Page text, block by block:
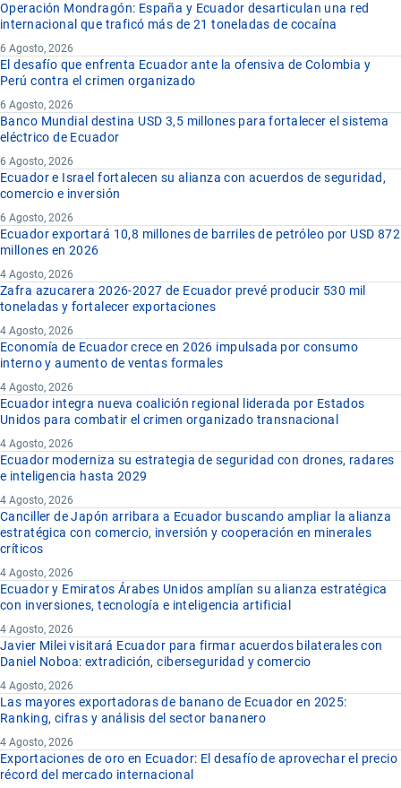
Operación Mondragón: España y Ecuador desarticulan una red
internacional que traficó más de 21 toneladas de cocaína
6 Agosto, 2026
El desafío que enfrenta Ecuador ante la ofensiva de Colombia y
Perú contra el crimen organizado
6 Agosto, 2026
Banco Mundial destina USD 3,5 millones para fortalecer el sistema
eléctrico de Ecuador
6 Agosto, 2026
Ecuador e Israel fortalecen su alianza con acuerdos de seguridad,
comercio e inversión
6 Agosto, 2026
Ecuador exportará 10,8 millones de barriles de petróleo por USD 872
millones en 2026
4 Agosto, 2026
Zafra azucarera 2026-2027 de Ecuador prevé producir 530 mil
toneladas y fortalecer exportaciones
4 Agosto, 2026
Economía de Ecuador crece en 2026 impulsada por consumo
interno y aumento de ventas formales
4 Agosto, 2026
Ecuador integra nueva coalición regional liderada por Estados
Unidos para combatir el crimen organizado transnacional
4 Agosto, 2026
Ecuador moderniza su estrategia de seguridad con drones, radares
e inteligencia hasta 2029
4 Agosto, 2026
Canciller de Japón arribara a Ecuador buscando ampliar la alianza
estratégica con comercio, inversión y cooperación en minerales
críticos
4 Agosto, 2026
Ecuador y Emiratos Árabes Unidos amplían su alianza estratégica
con inversiones, tecnología e inteligencia artificial
4 Agosto, 2026
Javier Milei visitará Ecuador para firmar acuerdos bilaterales con
Daniel Noboa: extradición, ciberseguridad y comercio
4 Agosto, 2026
Las mayores exportadoras de banano de Ecuador en 2025:
Ranking, cifras y análisis del sector bananero
4 Agosto, 2026
Exportaciones de oro en Ecuador: El desafío de aprovechar el precio
récord del mercado internacional